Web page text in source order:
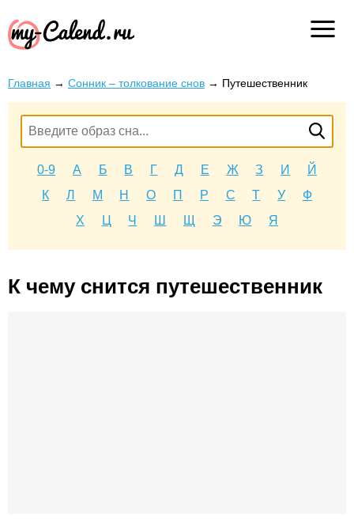
Главная → Сонник – толкование снов → Путешественник
0-9 А Б В Г Д Е Ж З И
Й
К
Л М Н О П Р С Т У
Ф
Х
Ц Ч Ш Щ Э Ю Я
К чему снится путешественник